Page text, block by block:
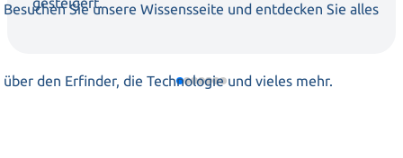
Besuchen Sie unsere Wissensseite und entdecken Sie alles
über den Erfinder, die Technologie und vieles mehr.